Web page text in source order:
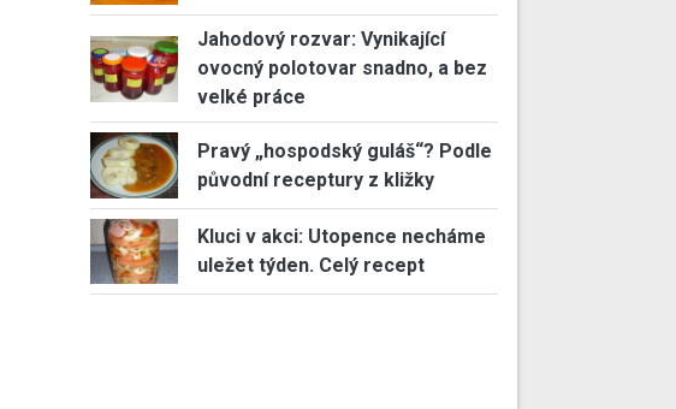
Jahodový rozvar: Vynikající
ovocný polotovar snadno, a bez
velké práce
Pravý „hospodský guláš“? Podle
původní receptury z kližky
Kluci v akci: Utopence necháme
uležet týden. Celý recept